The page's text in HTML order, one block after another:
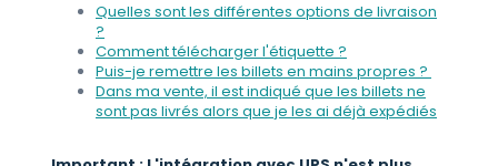
Quelles sont les différentes options de livraison
?
Comment télécharger l'étiquette ?
Puis-je remettre les billets en mains propres ?
Dans ma vente, il est indiqué que les billets ne
sont pas livrés alors que je les ai déjà expédiés